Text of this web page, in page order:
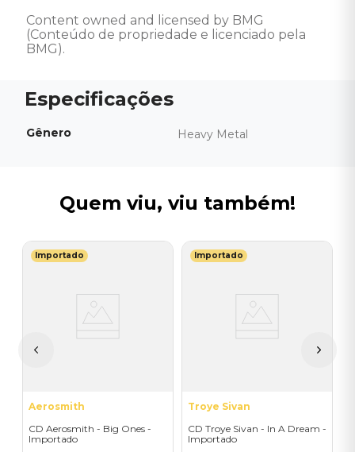
Content owned and licensed by BMG
(Conteúdo de propriedade e licenciado pela
BMG).
Gênero Heavy Metal
Quem viu, viu também!
Importado
Aerosmith
CD Aerosmith - Big Ones -
Importado
Importado
Troye Sivan
CD Troye Sivan - In A Dream -
Importado